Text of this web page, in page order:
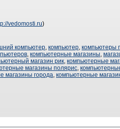
vedomosti.ru)
компьютер, компьютер, компьютеры
, компьютерные магазины,
магазин рик, компьютерные
магазины полярис,
магазины города, компьютерные